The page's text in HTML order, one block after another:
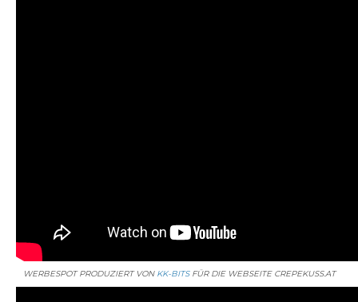
WERBESPOT PRODUZIERT VON KK-BITSFÜR DIE WEBSEITE CREPEKUSS.AT